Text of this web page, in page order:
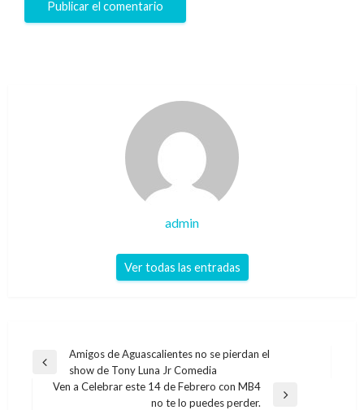
admin
Ver todas las entradas
Navegación
Entrada
anterior
Amigos de Aguascalientes no se pierdan el
show de Tony Luna Jr Comedia
Ven a Celebrar este 14 de Febrero con MB4
no te lo puedes perder.